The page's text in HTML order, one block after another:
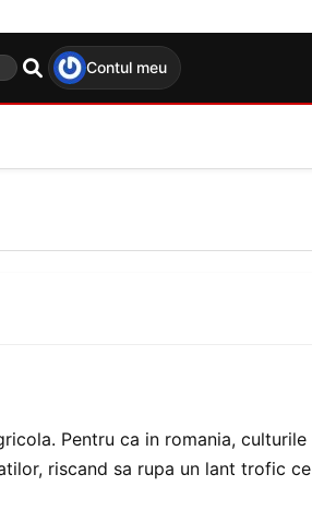
Contul meu
Pentru ca in romania, culturile
riscand sa rupa un lant trofic ce